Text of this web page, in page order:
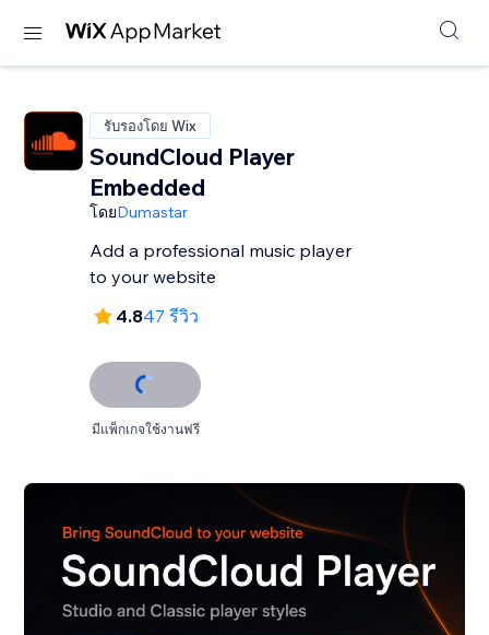
รับรองโดย Wix
SoundCloud Player
Embedded
โดยDumastar
Add a professional music player
to your website
4.847 รีวิว
มีแพ็กเกจใช้งานฟรี